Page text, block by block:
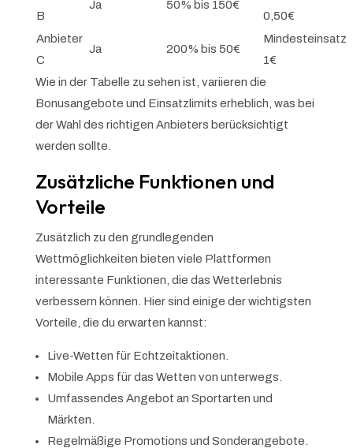
B
Ja 50% bis 150€
0,50€
Anbieter
C
Ja 200% bis 50€
Mindesteinsatz
1€
Wie in der Tabelle zu sehen ist, variieren die
Bonusangebote und Einsatzlimits erheblich, was bei
der Wahl des richtigen Anbieters berücksichtigt
werden sollte.
Zusätzliche Funktionen und
Vorteile
Zusätzlich zu den grundlegenden
Wettmöglichkeiten bieten viele Plattformen
interessante Funktionen, die das Wetterlebnis
verbessern können. Hier sind einige der wichtigsten
Vorteile, die du erwarten kannst:
Live-Wetten für Echtzeitaktionen.
Mobile Apps für das Wetten von unterwegs.
Umfassendes Angebot an Sportarten und
Märkten.
Regelmäßige Promotions und Sonderangebote.